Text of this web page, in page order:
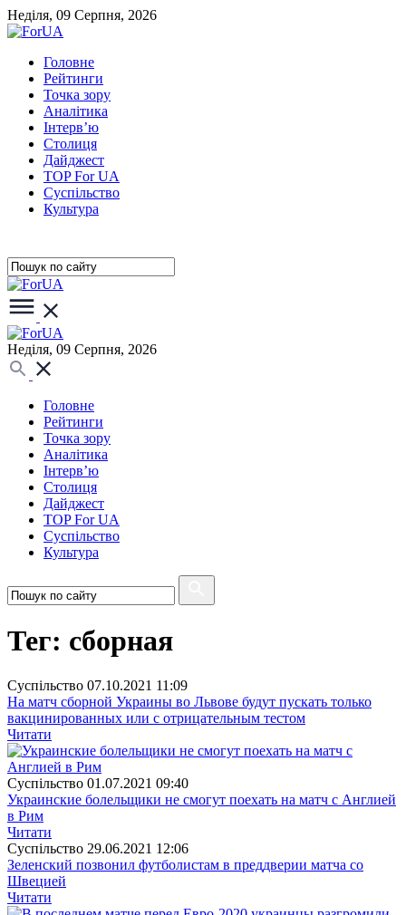
Неділя, 09 Серпня, 2026
Головне
Рейтинги
Точка зору
Аналітика
Інтерв’ю
Столиця
Дайджест
TOP For UA
Суспiльство
Культура
Неділя, 09 Серпня, 2026
Головне
Рейтинги
Точка зору
Аналітика
Інтерв’ю
Столиця
Дайджест
TOP For UA
Суспiльство
Культура
Тег: сборная
Суспiльство 07.10.2021 11:09
На матч сборной Украины во Львове будут пускать только
вакцинированных или с отрицательным тестом
Читати
Суспiльство 01.07.2021 09:40
Украинские болельщики не смогут поехать на матч с Англией
в Рим
Читати
Суспiльство 29.06.2021 12:06
Зеленский позвонил футболистам в преддверии матча со
Швецией
Читати